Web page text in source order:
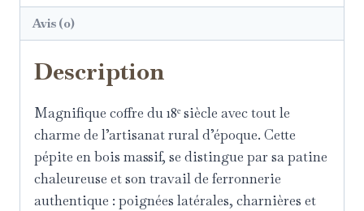
Avis (0)
Description
Magnifique coffre du 18ᵉ siècle avec tout le
charme de l’artisanat rural d’époque. Cette
pépite en bois massif, se distingue par sa patine
chaleureuse et son travail de ferronnerie
authentique : poignées latérales, charnières et